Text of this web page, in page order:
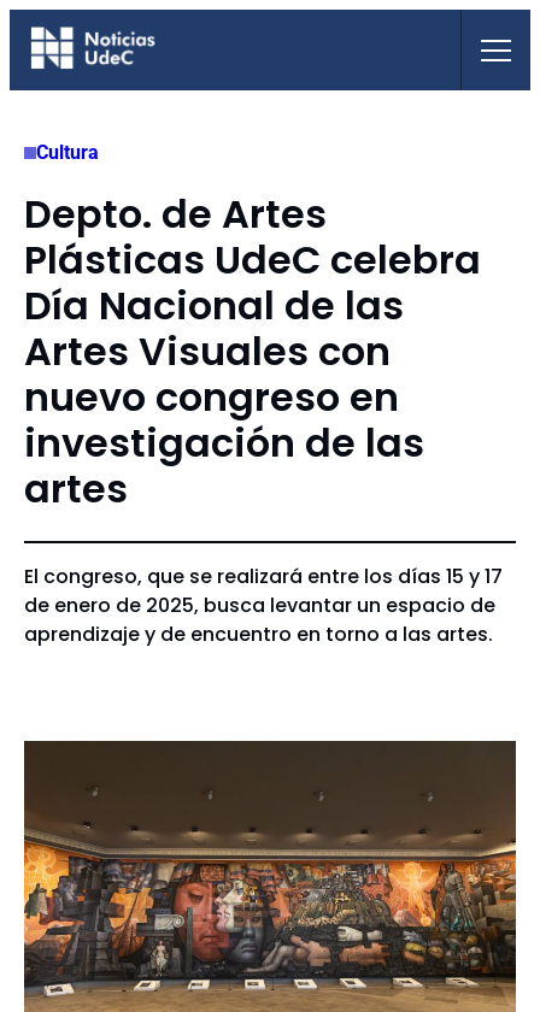
Saltar
Cultura
Depto. de Artes
Plásticas UdeC celebra
Día Nacional de las
Artes Visuales con
nuevo congreso en
investigación de las
artes
El congreso, que se realizará entre los días 15 y 17
de enero de 2025, busca levantar un espacio de
aprendizaje y de encuentro en torno a las artes.